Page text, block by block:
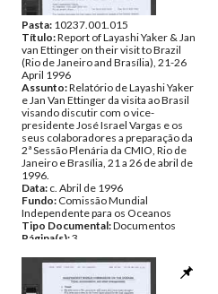
Pasta: 10237.001.015
Título:Report of Layashi Yaker & Jan
van Ettinger on their visit to Brazil
(Rio de Janeiro and Brasília), 21-26
April 1996
Assunto:Relatório de Layashi Yaker
e Jan Van Ettinger da visita ao Brasil
visando discutir com o vice-
presidente José Israel Vargas e os
seus colaboradores a preparação da
2ª Sessão Plenária da CMIO, Rio de
Janeiro e Brasília, 21 a 26 de abril de
1996.
Data: c. Abril de 1996
Fundo: Comissão Mundial
Independente para os Oceanos
Tipo Documental:Documentos
Página(s):3